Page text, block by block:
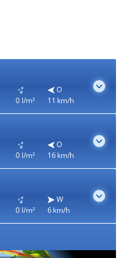
0 l/m²
O
11 km/h
0 l/m²
O
16 km/h
0 l/m²
W
6 km/h